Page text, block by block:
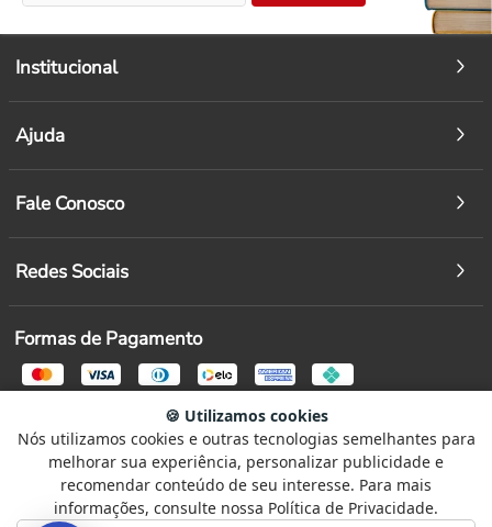
Institucional
Ajuda
Fale Conosco
Redes Sociais
Formas de Pagamento
🍪 Utilizamos cookies
Nós utilizamos cookies e outras tecnologias semelhantes para
melhorar sua experiência, personalizar publicidade e
recomendar conteúdo de seu interesse. Para mais
informações, consulte nossa Política de Privacidade.
Como está sendo sua experiência?
Selecione
uma
opção